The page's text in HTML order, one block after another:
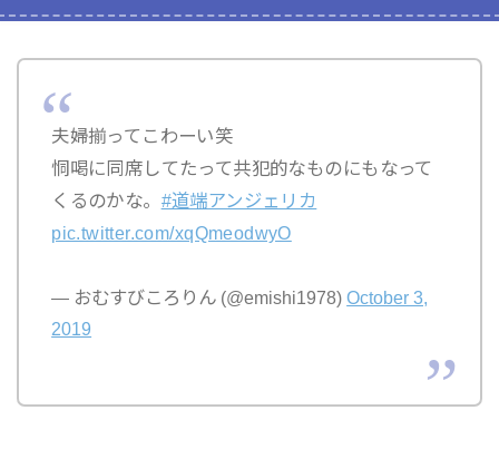
夫婦揃ってこわーい笑
恫喝に同席してたって共犯的なものにもなって
くるのかな。 #道端アンジェリカ
pic.twitter.com/xqQmeodwyO
— おむすびころりん (@emishi1978)October 3,
2019